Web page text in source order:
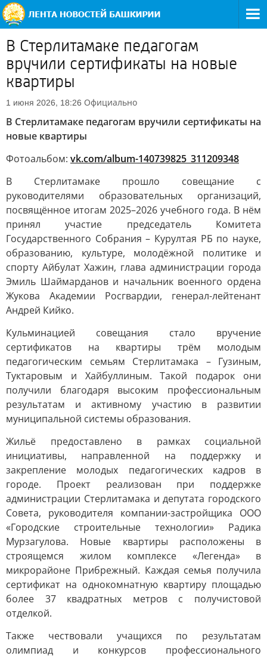
В Стерлитамаке педагогам
вручили сертификаты на новые
квартиры
1 июня 2026, 18:26 Официально
В Стерлитамаке педагогам вручили сертификаты на
новые квартиры
Фотоальбом: vk.com/album-140739825_311209348
В Стерлитамаке прошло совещание с
руководителями образовательных организаций,
посвящённое итогам 2025–2026 учебного года. В нём
принял участие председатель Комитета
Государственного Собрания – Курултая РБ по науке,
образованию, культуре, молодёжной политике и
спорту Айбулат Хажин, глава администрации города
Эмиль Шаймарданов и начальник военного ордена
Жукова Академии Росгвардии, генерал-лейтенант
Андрей Кийко.
Кульминацией совещания стало вручение
сертификатов на квартиры трём молодым
педагогическим семьям Стерлитамака – Гузиным,
Туктаровым и Хайбуллиным. Такой подарок они
получили благодаря высоким профессиональным
результатам и активному участию в развитии
муниципальной системы образования.
Жильё предоставлено в рамках социальной
инициативы, направленной на поддержку и
закрепление молодых педагогических кадров в
городе. Проект реализован при поддержке
администрации Стерлитамака и депутата городского
Совета, руководителя компании-застройщика ООО
«Городские строительные технологии» Радика
Мурзагулова. Новые квартиры расположены в
строящемся жилом комплексе «Легенда» в
микрорайоне Прибрежный. Каждая семья получила
сертификат на однокомнатную квартиру площадью
более 37 квадратных метров с получистовой
отделкой.
Также чествовали учащихся по результатам
олимпиад и конкурсов профессионального